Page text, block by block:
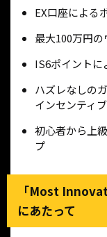
EX口座による
最大100万円
IS6ポイントに
ハズレなしの
インセンティ
初心者から上
プ
「Most
にあたって